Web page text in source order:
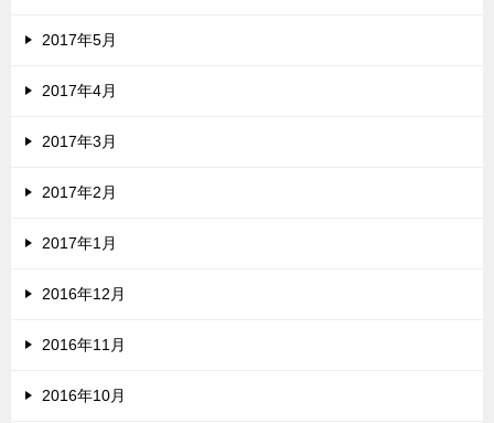
2017年5月
2017年4月
2017年3月
2017年2月
2017年1月
2016年12月
2016年11月
2016年10月